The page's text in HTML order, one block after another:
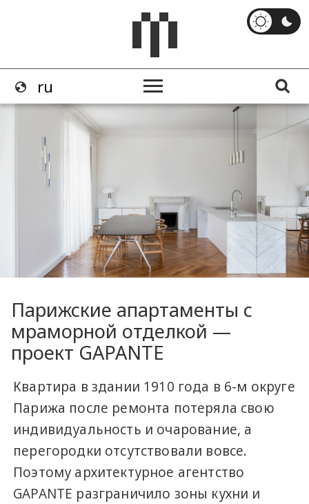
Парижские апартаменты с
мраморной отделкой —
проект GAPANTE
Квартира в здании 1910 года в 6-м округе
Парижа после ремонта потеряла свою
индивидуальность и очарование, а
перегородки отсутствовали вовсе.
Поэтому архитектурное агентство
GAPANTE разграничило зоны кухни и